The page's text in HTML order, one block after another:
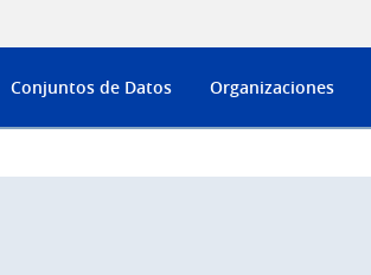
Conjuntos de Datos Organizaciones